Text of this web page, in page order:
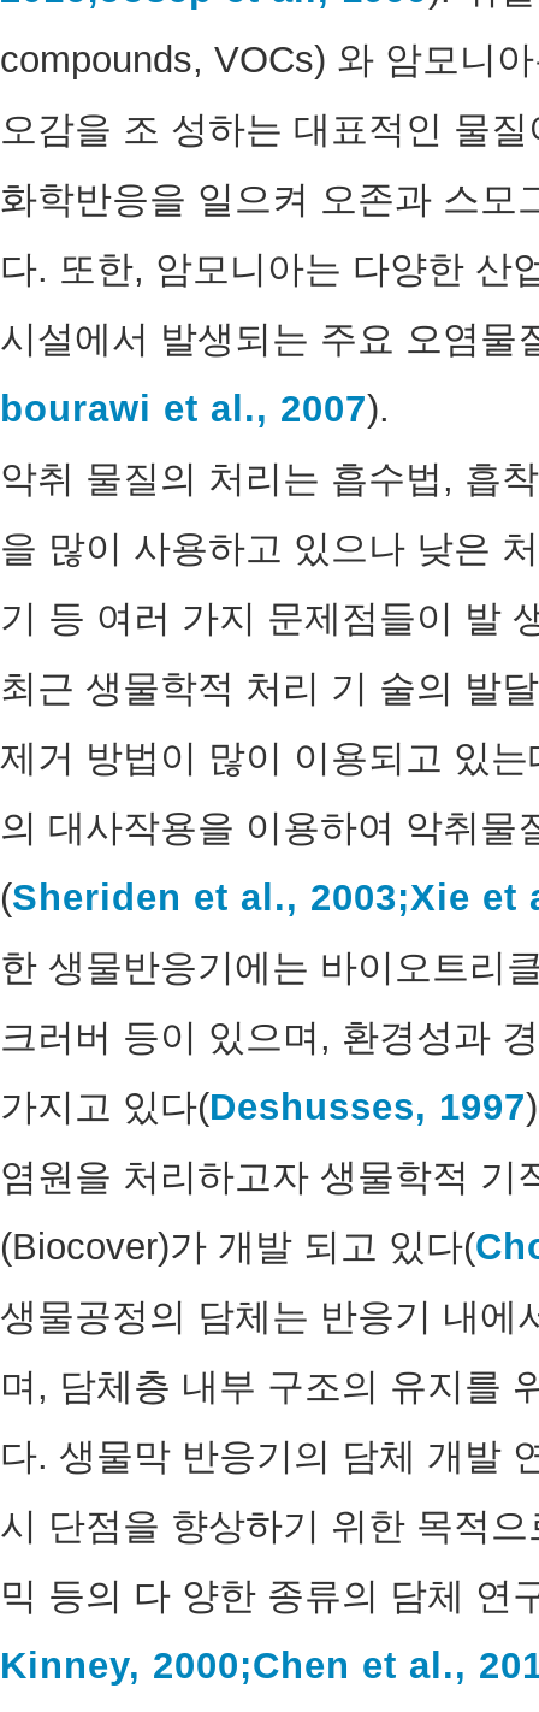
compounds, VOCs) 와 암모니
오감을 조 성하는 대표적인 물
화학반응을 일으켜 오존과 스모
다. 또한, 암모니아는 다양한 산
시설에서 발생되는 주요 오염물
bourawi et al., 2007).
악취 물질의 처리는 흡수법, 흡
을 많이 사용하고 있으나 낮은
기 등 여러 가지 문제점들이 발
최근 생물학적 처리 기 술의 발
제거 방법이 많이 이용되고 있
의 대사작용을 이용하여 악취물
(Sheriden et al., 2003;Xie et
한 생물반응기에는 바이오트리
크러버 등이 있으며, 환경성과
가지고 있다(Deshusses, 1997
염원을 처리하고자 생물학적 기
(Biocover)가 개발 되고 있다(
생물공정의 담체는 반응기 내에
며, 담체층 내부 구조의 유지를
다. 생물막 반응기의 담체 개발
시 단점을 향상하기 위한 목적
믹 등의 다 양한 종류의 담체 연
Kinney, 2000;Chen et al.,